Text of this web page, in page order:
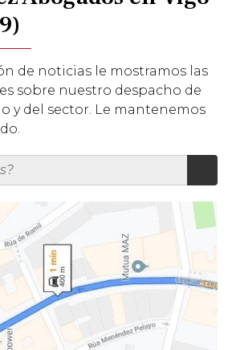
de noticias le mostramos las
sobre nuestro despacho de
y del sector. Le mantenemos